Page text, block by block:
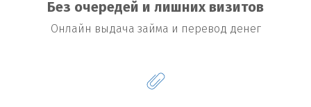
Без очередей и лишних визитов
Онлайн выдача займа и перевод денег